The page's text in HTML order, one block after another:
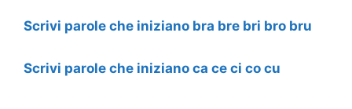
Scrivi parole che iniziano bra bre bri bro bru
Scrivi parole che iniziano ca ce ci co cu